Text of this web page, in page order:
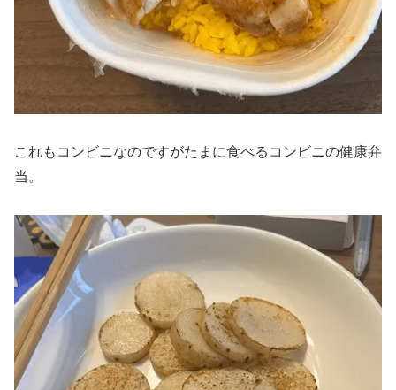
これもコンビニなのですがたまに食べるコンビニの健康弁
当。